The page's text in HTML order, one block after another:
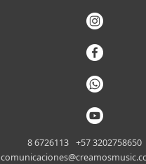
8 6726113
+57 3202758650